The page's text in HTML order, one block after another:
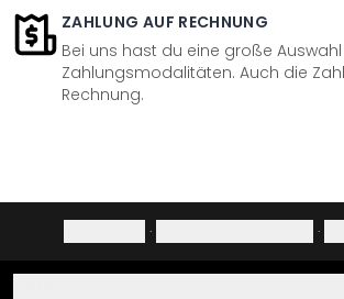
ZAHLUNG AUF RECHNUNG
Bei uns hast du eine große
Zahlungsmodalitäten. Auch die
Rechnung.
· ·